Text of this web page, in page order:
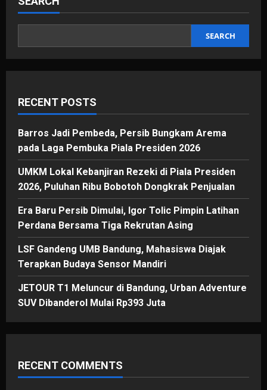
Piala
2025
SEARCH
RECENT POSTS
Barros Jadi Pembeda, Persib Bungkam Arema
pada Laga Pembuka Piala Presiden 2026
UMKM Lokal Kebanjiran Rezeki di Piala Presiden
2026, Puluhan Ribu Bobotoh Dongkrak Penjualan
Era Baru Persib Dimulai, Igor Tolic Pimpin Latihan
Perdana Bersama Tiga Rekrutan Asing
LSF Gandeng UMB Bandung, Mahasiswa Diajak
Terapkan Budaya Sensor Mandiri
JETOUR T1 Meluncur di Bandung, Urban Adventure
SUV Dibanderol Mulai Rp393 Juta
RECENT COMMENTS